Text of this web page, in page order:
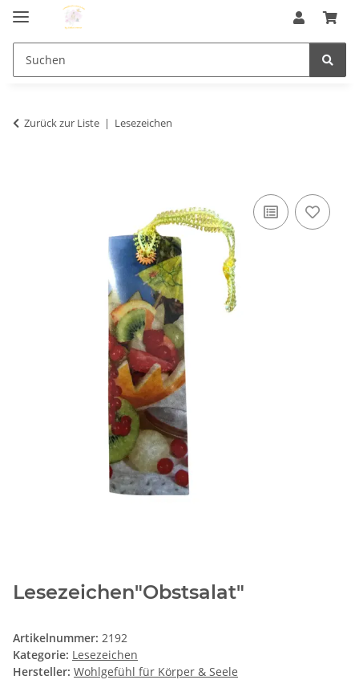
Zurück zur Liste Lesezeichen
Lesezeichen"Obstsalat"
Artikelnummer: 2192
Kategorie: Lesezeichen
Hersteller: Wohlgefühl für Körper & Seele